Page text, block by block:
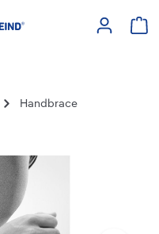
Handbrace